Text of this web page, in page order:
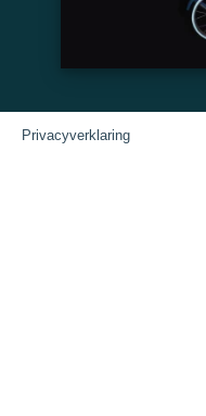
Privacyverklaring